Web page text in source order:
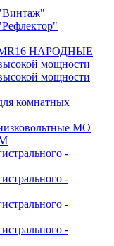
MR16 НАРОДНЫЕ
мощности
мощности
комнатных
МО
-
-
-
-